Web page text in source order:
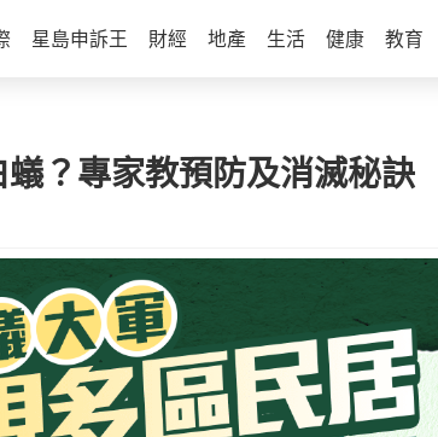
星島申訴王 財經 地產 生活 健康 教育
？專家教預防及消滅秘訣